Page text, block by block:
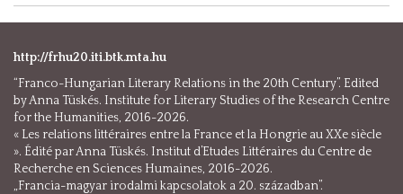
http://frhu20.iti.btk.mta.hu
“Franco-Hungarian Literary Relations in the 20th Century”. Edited
by Anna Tüskés. Institute for Literary Studies of the Research Centre
for the Humanities, 2016-2026.
« Les relations littéraires entre la France et la Hongrie au XXe siècle
». Édité par Anna Tüskés. Institut d’Etudes Littéraires du Centre de
Recherche en Sciences Humaines, 2016-2026.
„Francia-magyar irodalmi kapcsolatok a 20. században”.